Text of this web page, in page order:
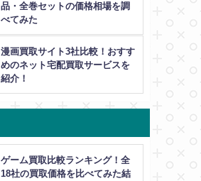
品・全巻セットの価格相場を調
べてみた
漫画買取サイト3社比較！おすす
めのネット宅配買取サービスを
紹介！
ゲーム買取比較ランキング！全
18社の買取価格を比べてみた結